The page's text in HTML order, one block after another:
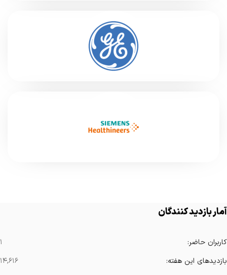
آمار بازدید کنندگان
کاربران حاضر:
۱
بازدیدهای این هفته:
۱۴,۶۱۶